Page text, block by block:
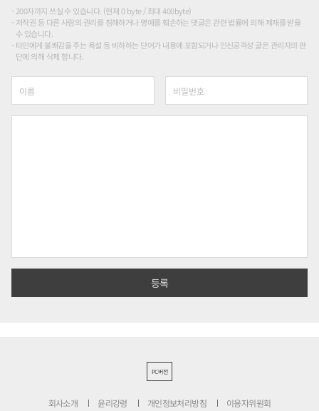
200자까지 쓰실 수 있습니다. (현재 0 byte / 최대 400byte)
저작권 등 다른 사람의 권리를 침해하거나 명예를 훼손하는 댓글은 관련 법률에 의해 제재를 받을
수 있습니다.
타인에게 불쾌감을 주는 욕설 등 비하하는 단어가 내용에 포함되거나 인신공격성 글은 관리자의 판
단에 의해 삭제 합니다.
PC버전
회사소개 윤리강령 개인정보처리방침 이용자위원회